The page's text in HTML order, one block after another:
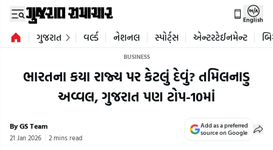
English
ગુજરાત વર્લ્ડ નેશનલ સ્પોર્ટ્સ એન્ટરટેઈનમેન્ટ
BUSINESS
ભારતના કયા રાજ્ય પર કેટલું દેવું? તમિલનાડુ
અવ્વલ, ગુજરાત પણ ટોપ-10માં
By GS Team
21 Jan 2026 2 mins read
Add as a preferred
source on Google